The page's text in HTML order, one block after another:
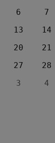
6 7
13 14
20 21
27 28
3 4